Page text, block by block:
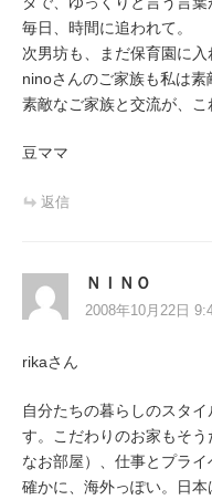
毎日、時間に追われて。
次男坊も、まだ保育園に入
ninoさんのご家族も私は
素敵なご家族と交流が、こ
豆ママ
返信
ＮＩＮＯ
2008年10月22日
rikaさん
自分たちの暮らしのスタ
す。こだわりのお家もそ
なお部屋）、仕事とプライ
確かに、海外っぽい。日